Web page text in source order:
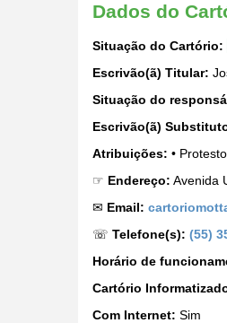
Dados do
Situação do Cartório:
Escrivão(ã) Titular:
Situação do
Escrivão(ã)
Atribuições: •
☞ Endereço: Avenida
✉ Email:
☏ Telefone(s): (55)
Horário de
Cartório
Com Internet: Sim